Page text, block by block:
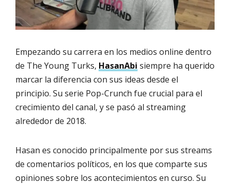
Empezando su carrera en los medios online dentro
de The Young Turks, HasanAbi siempre ha querido
marcar la diferencia con sus ideas desde el
principio. Su serie Pop-Crunch fue crucial para el
crecimiento del canal, y se pasó al streaming
alrededor de 2018.
Hasan es conocido principalmente por sus streams
de comentarios políticos, en los que comparte sus
opiniones sobre los acontecimientos en curso. Su